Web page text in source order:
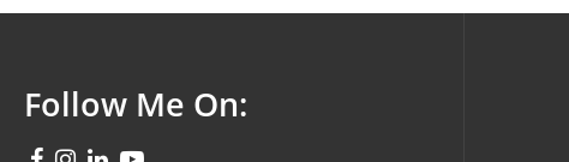
Follow Me On: